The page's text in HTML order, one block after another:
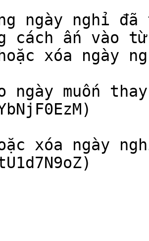
ngày nghỉ
cách ấn vào
xóa ngày
ngày muốn
xóa ngày